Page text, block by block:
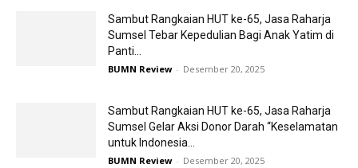
Sambut Rangkaian HUT ke-65, Jasa Raharja
Sumsel Tebar Kepedulian Bagi Anak Yatim di
Panti...
BUMN Review - Desember 20, 2025
Sambut Rangkaian HUT ke-65, Jasa Raharja
Sumsel Gelar Aksi Donor Darah “Keselamatan
untuk Indonesia...
BUMN Review - Desember 20, 2025